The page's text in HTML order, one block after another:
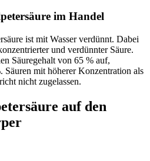
im Handel
ist mit Wasser verdünnt. Dabei
und verdünnter Säure.
Säuregehalt von 65 % auf,
Säuren mit höherer Konzentration als
nicht zugelassen.
auf den